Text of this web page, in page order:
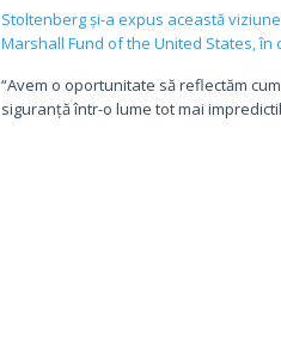
Stoltenberg și-a expus această
Marshall Fund of the United States, în
“Avem o oportunitate să reflectăm
siguranță într-o lume tot mai